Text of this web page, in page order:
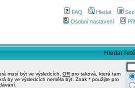
FAQ Hledat
Osobní nastavení
Hledat
musí být ve výsledcích, OR pro taková, která tam
by ve výsledcích neměla být. Znak * použijte pro